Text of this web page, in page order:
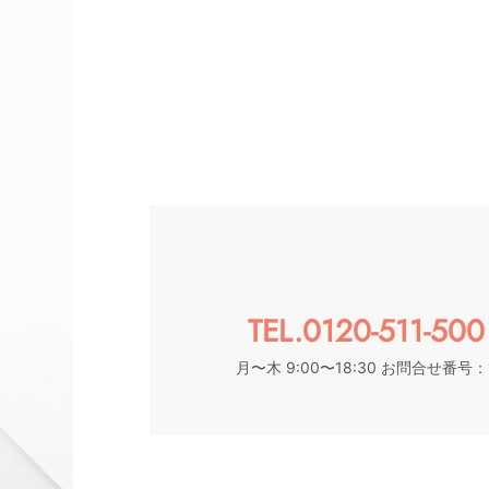
TEL.0120-511-500
月〜木 9:00〜18:30 お問合せ番号